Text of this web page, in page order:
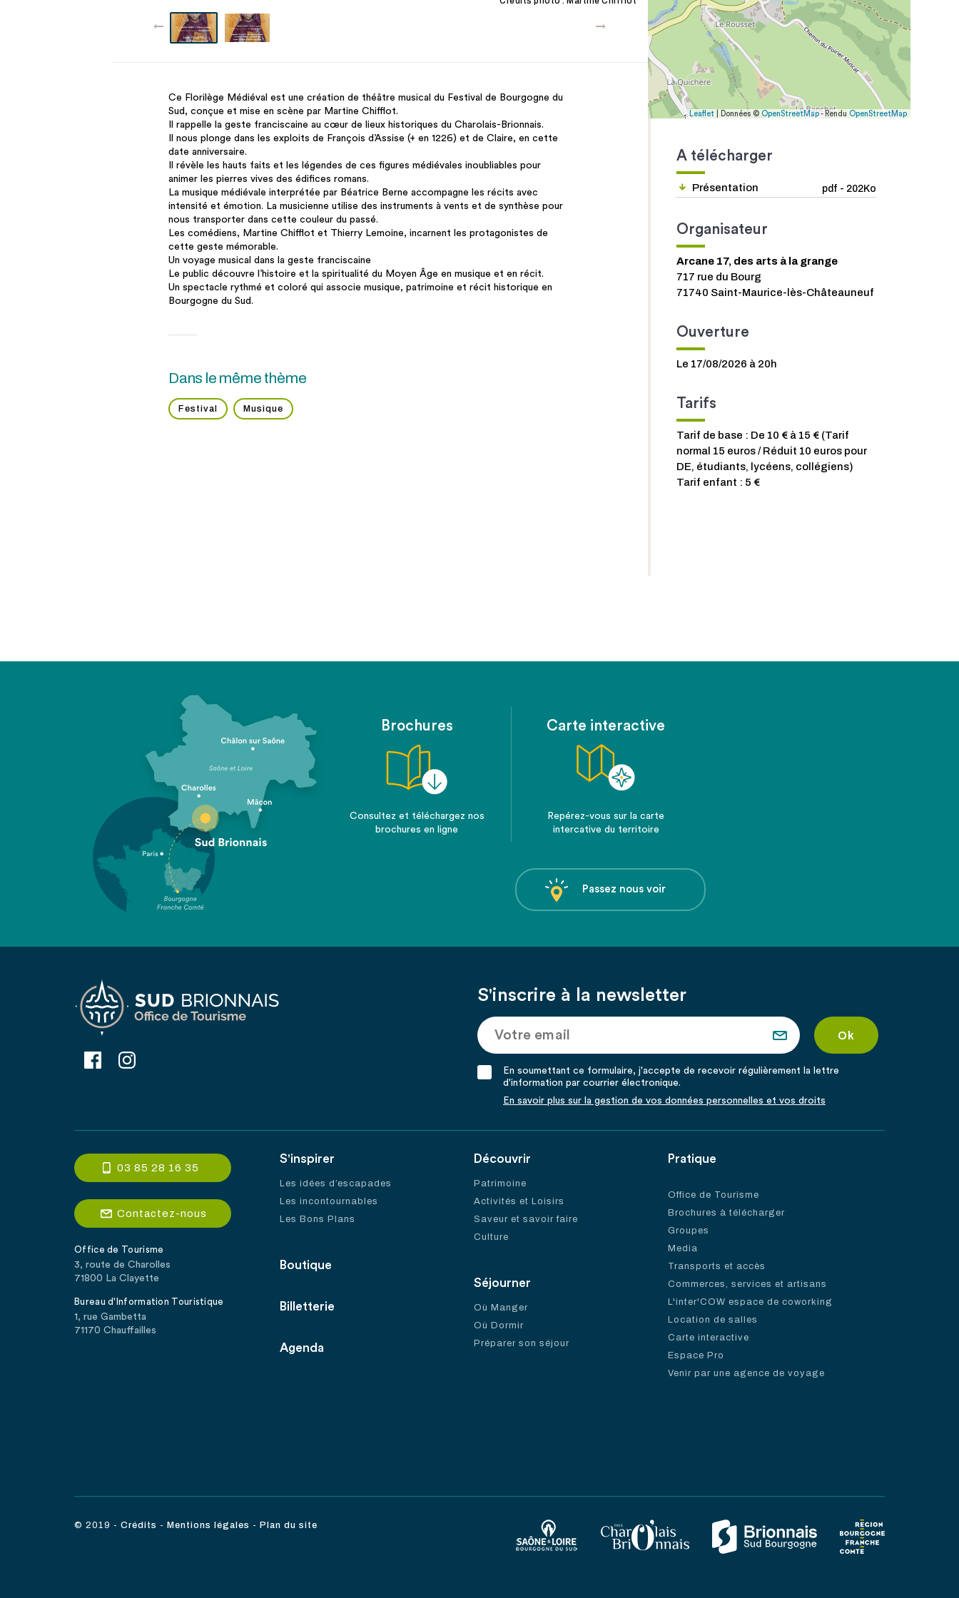
Ce Florilège Médiéval est une création de théâtre musical du Festival de Bourgogne du
Sud, conçue et mise en scène par Martine Chifflot.
Il rappelle la geste franciscaine au cœur de lieux historiques du Charolais-Brionnais.
Il nous plonge dans les exploits de François d’Assise (+ en 1226) et de Claire, en cette
date anniversaire.
Il révèle les hauts faits et les légendes de ces figures médiévales inoubliables pour
animer les pierres vives des édifices romans.
La musique médiévale interprétée par Béatrice Berne accompagne les récits avec
intensité et émotion. La musicienne utilise des instruments à vents et de synthèse pour
nous transporter dans cette couleur du passé.
Les comédiens, Martine Chifflot et Thierry Lemoine, incarnent les protagonistes de
cette geste mémorable.
Un voyage musical dans la geste franciscaine
Le public découvre l’histoire et la spiritualité du Moyen Âge en musique et en récit.
Un spectacle rythmé et coloré qui associe musique, patrimoine et récit historique en
Bourgogne du Sud.
Dans le même thème
Festival Musique
Leaflet | Données © OpenStreetMap- Rendu OpenStreetMap
A télécharger
Présentation pdf - 202Ko
Organisateur
Arcane 17, des arts à la grange
717 rue du Bourg
71740 Saint-Maurice-lès-Châteauneuf
Ouverture
Le 17/08/2026 à 20h
Tarifs
Tarif de base : De 10 € à 15 € (Tarif
normal 15 euros / Réduit 10 euros pour
DE, étudiants, lycéens, collégiens)
Tarif enfant : 5 €
Brochures
Consultez et téléchargez nos
brochures en ligne
Carte interactive
Repérez-vous sur la carte
intercative du territoire
Passez nous voir
S'inscrire à la newsletter
En soumettant ce formulaire, j'accepte de recevoir régulièrement la lettre
d'information par courrier électronique.
En savoir plus sur la gestion de vos données personnelles et vos droits
03 85 28 16 35
Contactez-nous
Office de Tourisme
3, route de Charolles
71800 La Clayette
Bureau d'Information Touristique
1, rue Gambetta
71170 Chauffailles
S'inspirer
Les idées d’escapades
Les incontournables
Les Bons Plans
Boutique
Billetterie
Agenda
Découvrir
Patrimoine
Activités et Loisirs
Saveur et savoir faire
Culture
Séjourner
Où Manger
Où Dormir
Préparer son séjour
Pratique
Office de Tourisme
Brochures à télécharger
Groupes
Media
Transports et accès
Commerces, services et artisans
L'inter'COW espace de coworking
Location de salles
Carte interactive
Espace Pro
Venir par une agence de voyage
© 2019 - Crédits - Mentions légales - Plan du site